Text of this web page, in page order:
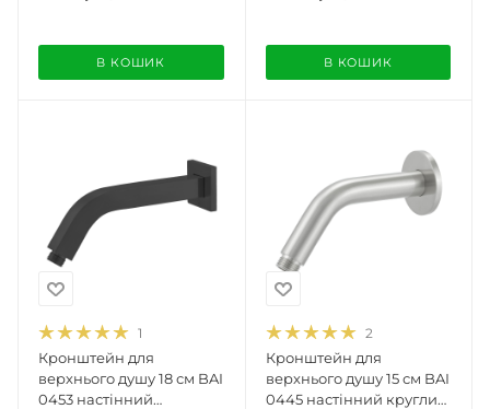
В КОШИК В КОШИК
1
Кронштейн для
верхнього душу 18 см BAI
0453 настінний
2
Кронштейн для
верхнього душу 15 см BAI
0445 настінний круглий